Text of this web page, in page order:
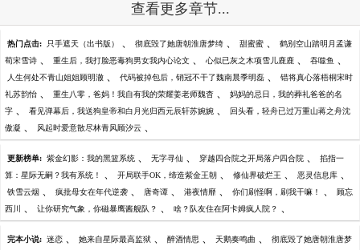
查看更多章节...
热门点击: 只手遮天（出书版） 、 彻底毁了她唐朝淮唐梦绮 、 甜蜜蜜 、 鹤别空山踏明月孟谦
荀宋雪诗 、 重生后，我打脸恶毒狗男女我内心论文 、 心似已灰之木项雪儿鹿鹿 、 吞噬鱼 、
人生何处不青山姐姐顾明澈 、 代码被掉包后，销冠不干了魏南晨季明磊 、 错将真心落梧桐宋时
礼苏韵怡 、 重生八零，爸妈！我自有我的荣耀姜老师魏杳 、 妈妈的忌日，我的葬礼爸爸的名
字 、 看见弹幕后，我送狗皇帝和白月光归西元辰轩苏婉婉 、 回头看，轻舟已过万重山蒋之舟沈
傲凝 、 风起时爱意散尽林青风顾汐云 、
更新榜单: 紫金幻影：我的黑篮系统 、 无字寻仙 、 穿越四合院之开局落户四合院 、 掐指一
算：星际无嗣？我有系统！ 、 开局联手OK，缔造紫金王朝 、 修仙界破烂王 、 恶灵信息库 、
铁雪云烟 、 疯批母女在年代逆袭 、 唐奇谭 、 港夜情靡 、 你们刷怪啊，刷我干嘛！ 、 顾忘
西川 、 让你研究气象，你磁暴鹰酱舰队？ 、 啥？队友住在阿卡姆疯人院？ 、
完本小说: 迷恋 、 她来自星际最高监狱 、 醉酒情思 、 天鹅奏鸣曲 、 彻底毁了她唐朝淮唐梦